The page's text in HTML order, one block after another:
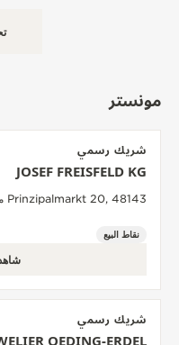
مونستر
شريك رسمي
JOSEF FREISFELD KG
Prinzipalmarkt 20, 48143 مونستر, ألمانيا
نقاط البيع
شريك رسمي